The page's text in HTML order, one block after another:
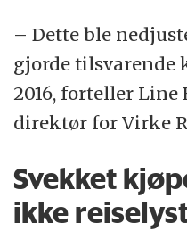
– Dette ble
gjorde tilsvarende
2016, forteller Line
direktør for Virke
Svekket
ikke